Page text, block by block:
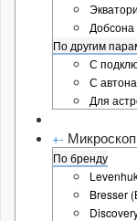
Добсона
По другим
С
С
Для
+-
По бренду
Bresser